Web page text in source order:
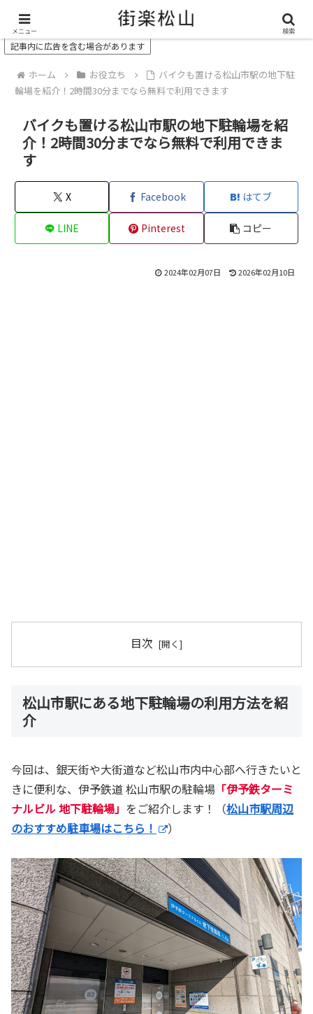
＼ 松山の街を“オモシロク”する地域情報メディア ／
記事内に広告を含む場合があります
ホーム お役立ち
バイクも置ける松山市駅の地下駐
輪場を紹介！2時間30分までなら無料で利用できます
バイクも置ける松山市駅の地下駐輪場を紹
介！2時間30分までなら無料で利用できま
す
X Facebook はてブ
LINE Pinterest コピー
2024年02月07日 2026年02月10日
目次
松山市駅にある地下駐輪場の利用方法を紹
介
今回は、銀天街や大街道など松山市内中心部へ行きたいと
きに便利な、伊予鉄道 松山市駅の駐輪場 「伊予鉄ターミ
ナルビル 地下駐輪場」 をご紹介します！（松山市駅周辺
のおすすめ駐車場はこちら！
）
メニュー 検索